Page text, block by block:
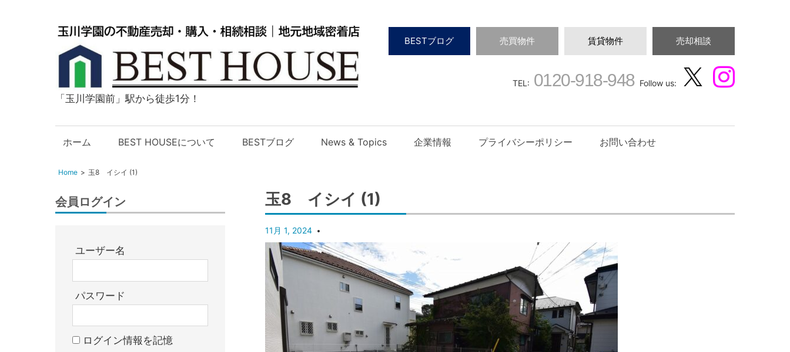
玉
学
の
動
産
入・
却・
「玉川学園前」駅から徒歩1分！
BESTブログ 売買物件 賃貸物件 売却相談
TEL: 0120-918-948Follow us:
ホーム BEST HOUSEについて BESTブログ News & Topics 企業情報 プライバシーポリシー お問い合わせ
Home 玉8 イシイ (1)
玉8 イシイ (1)
11月 1, 2024
会員ログイン
ユーザー名
パスワード
ログイン情報を記憶